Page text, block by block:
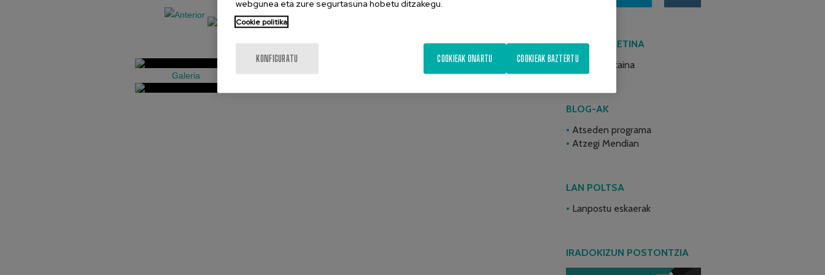
Galeria Aurkezpena Diapositiba
AZKEN BULETINA
2026ko ekaina
BLOG-AK
Atseden programa
Atzegi Mendian
LAN POLTSA
Lanpostu eskaerak
IRADOKIZUN POSTONTZIA
webgunea eta zure segurtasuna hobetu ditzakegu.
Cookie politika
KONFIGURATU COOKIEAK BAZTERTU
COOKIEAK ONARTU